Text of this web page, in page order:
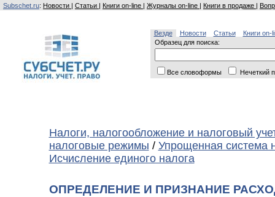
Subschet.ru: Новости | Статьи | Книги on-line | Журналы on-line | Книги в продаже |
Везде Новости Статьи
Книги on-
Образец для поиска:
Все словоформы Нечеткий
Налоги, налогообложение и налоговый
налоговые режимы / Упрощенная система
Исчисление единого налога
ОПРЕДЕЛЕНИЕ И ПРИЗНАНИЕ